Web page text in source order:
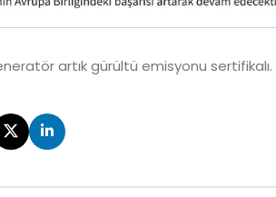
artık gürültü emisyonu sertifikalı.